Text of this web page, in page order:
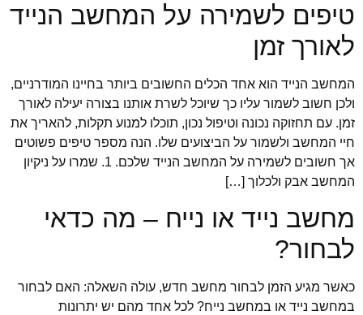
טיפים לשמירה על המחשב הנייד
לאורך זמן
המחשב הנייד הוא אחד הכלים החשובים ביותר בחיינו המודרניים,
ולכן חשוב לשמור עליו כך שיוכל לשרת אותנו בצורה יעילה לאורך
זמן. עם תחזוקה נכונה וטיפול נכון, תוכלו למנוע תקלות, להאריך את
חיי המחשב ולשמור על הביצועים שלו. הנה מספר טיפים פשוטים
אך חשובים לשמירה על המחשב הנייד שלכם. 1. שמרו על ניקיון
המחשב אבק ולכלוך […]
מחשב נייד או נייח – מה כדאי
לבחור?
כאשר מגיע הזמן לבחור מחשב חדש, עולה השאלה: האם לבחור
במחשב נייד או במחשב נייח? לכל אחד מהם יש יתרונות